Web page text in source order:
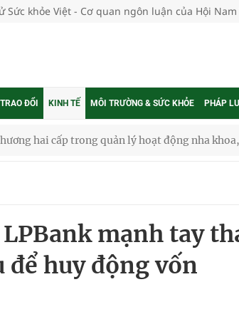
Sức khỏe Việt - Cơ quan ngôn luận của Hội Nam
ĐỔI KINH TẾ MÔI TRƯỜNG & SỨC KHỎE PHÁP
hai cấp trong quản lý hoạt động nha khoa,
bảo hiểm y tế nếu không đăng ký khám theo
mạnh tay
huy động vốn